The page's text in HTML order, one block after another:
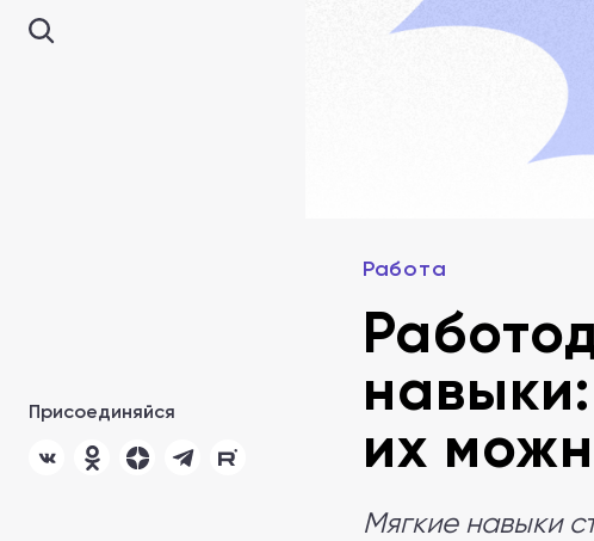
Присоединяйся
Работа
их
Мягкие навыки